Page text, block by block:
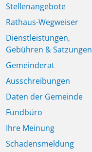
Stellenangebote
Rathaus-Wegweiser
Dienstleistungen,
Gebühren & Satzungen
Gemeinderat
Ausschreibungen
Daten der Gemeinde
Fundbüro
Ihre Meinung
Schadensmeldung